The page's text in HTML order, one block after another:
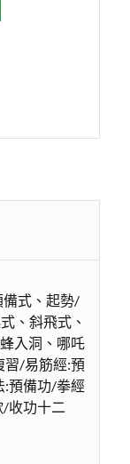
式、起勢/
、斜飛式、
入洞、哪吒
習/易筋經:預
:預備功/拳經
收功十二